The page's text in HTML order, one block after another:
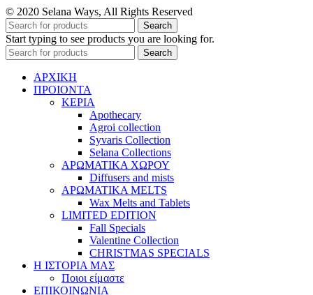
© 2020 Selana Ways, All Rights Reserved
Search
Start typing to see products you are looking for.
Search
ΑΡΧΙΚΗ
ΠΡΟΙΟΝΤΑ
ΚΕΡΙΑ
Apothecary
Agroi collection
Syvaris Collection
Selana Collections
ΑΡΩΜΑΤΙΚΑ ΧΩΡΟΥ
Diffusers and mists
ΑΡΩΜΑΤΙΚΑ MELTS
Wax Melts and Tablets
LIMITED EDITION
Fall Specials
Valentine Collection
CHRISTMAS SPECIALS
Η ΙΣΤΟΡΙΑ ΜΑΣ
Ποιοι είμαστε
ΕΠΙΚΟΙΝΩΝΙΑ